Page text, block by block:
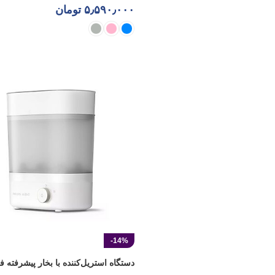
۵٫۵۹۰٫۰۰۰ تومان
-14%
دستگاه استریل‌کننده با بخار پیشرفته